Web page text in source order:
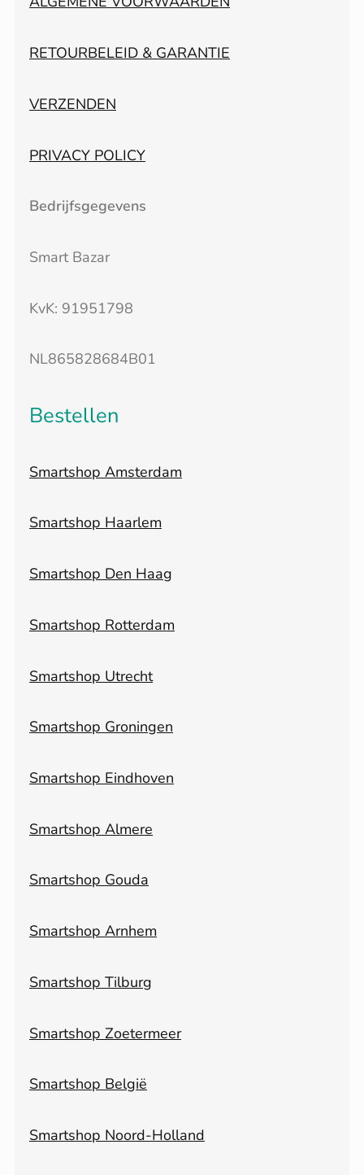
RETOURBELEID & GARANTIE
VERZENDEN
PRIVACY POLICY
Bedrijfsgegevens
Smart Bazar
KvK: 91951798
NL865828684B01
Bestellen
Smartshop Amsterdam
Smartshop Haarlem
Smartshop Den Haag
Smartshop Rotterdam
Smartshop Utrecht
Smartshop Groningen
Smartshop Eindhoven
Smartshop Almere
Smartshop Gouda
Smartshop Arnhem
Smartshop Tilburg
Smartshop Zoetermeer
Smartshop België
Smartshop Noord-Holland